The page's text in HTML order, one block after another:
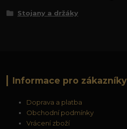
Stojany a držáky
Informace pro zákazníky
Doprava a platba
Obchodní podmínky
Vrácení zboží